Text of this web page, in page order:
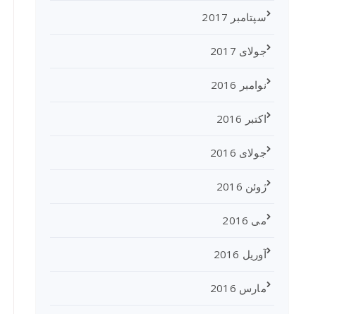
سپتامبر 2017
جولای 2017
نوامبر 2016
اکتبر 2016
جولای 2016
ژوئن 2016
می 2016
آوریل 2016
مارس 2016